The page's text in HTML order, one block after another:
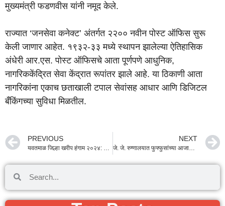
मुख्यमंत्री फडणवीस यांनी नमूद केले.
राज्यात ‘जनसेवा कनेक्ट’ अंतर्गत २२०० नवीन पोस्ट ऑफिस सुरू
केली जाणार आहेत. १९३२-३३ मध्ये स्थापन झालेल्या ऐतिहासिक
अंधेरी आर.एस. पोस्ट ऑफिसचे आता पूर्णपणे आधुनिक,
नागरिककेंद्रित सेवा केंद्रात रूपांतर झाले आहे. या ठिकाणी आता
नागरिकांना एकाच छताखाली टपाल सेवांसह आधार आणि डिजिटल
बँकिंगच्या सुविधा मिळतील.
PREVIOUS
यवतमाळ जिल्हा खरीप हंगाम २०२४: बियाणे, खतांचा तुटवडा भासणार नाही; पालकमंत्री संजय राठोड यांचे कडक निर्देश
NEXT
जे. जे. रुग्णालयात फुफ्फुसांच्या आजारांसाठी अत्याधुनिक ‘ब्रॉन्कोस्कोप’ प्रणाली; इंडियन ऑइलचा मोठा पुढाकार!